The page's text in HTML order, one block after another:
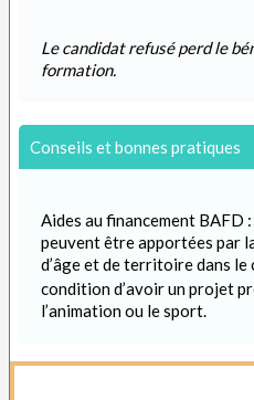
Le candidat refusé perd le
formation.
Conseils et bonnes pratiques
Aides au financement BAFD
peuvent être apportées par
d’âge et de territoire dans le
condition d’avoir un projet
l’animation ou le sport.